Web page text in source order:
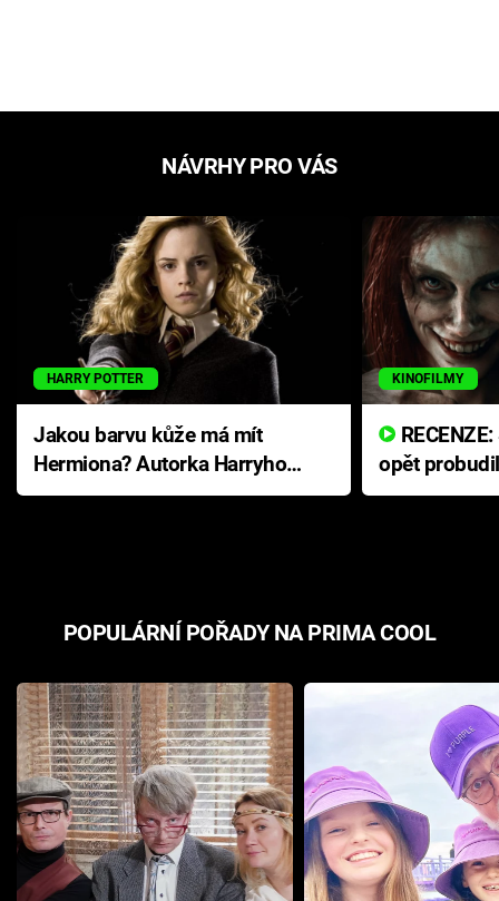
NÁVRHY PRO VÁS
HARRY POTTER
Jakou barvu kůže má mít
Hermiona? Autorka Harryho
Pottera přišla s ráznou
KINOFILMY
opět
přichází s
POPULÁRNÍ POŘADY NA PRIMA COOL